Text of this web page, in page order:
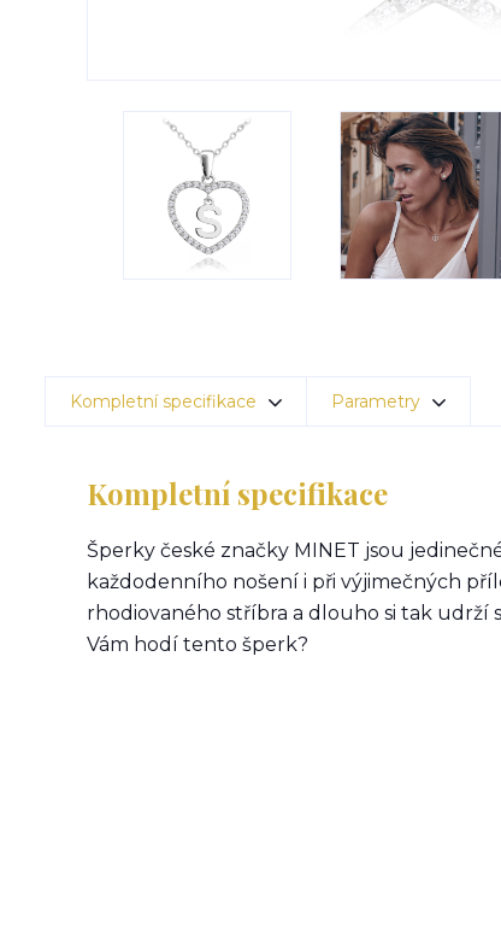
Kompletní specifikace Parametry
Kompletní specifikace
Šperky české značky MINET jsou
každodenního nošení i při výjimečných
rhodiovaného stříbra a dlouho si tak udrží
Vám hodí tento šperk?